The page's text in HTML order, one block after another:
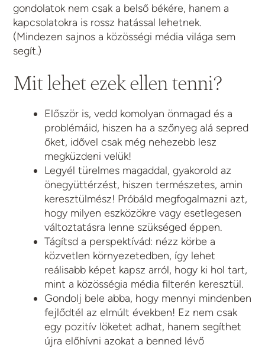
gondolatok nem csak a belső békére, hanem a
kapcsolatokra is rossz hatással lehetnek.
(Mindezen sajnos a közösségi média világa sem
segít.)
Mit lehet ezek ellen tenni?
Először is, vedd komolyan önmagad és a
problémáid, hiszen ha a szőnyeg alá sepred
őket, idővel csak még nehezebb lesz
megküzdeni velük!
Legyél türelmes magaddal, gyakorold az
önegyüttérzést, hiszen természetes, amin
keresztülmész! Próbáld megfogalmazni azt,
hogy milyen eszközökre vagy esetlegesen
változtatásra lenne szükséged éppen.
Tágítsd a perspektívád: nézz körbe a
közvetlen környezetedben, így lehet
reálisabb képet kapsz arról, hogy ki hol tart,
mint a közösségia média filterén keresztül.
Gondolj bele abba, hogy mennyi mindenben
fejlődtél az elmúlt években! Ez nem csak
egy pozitív löketet adhat, hanem segíthet
újra előhívni azokat a benned lévő